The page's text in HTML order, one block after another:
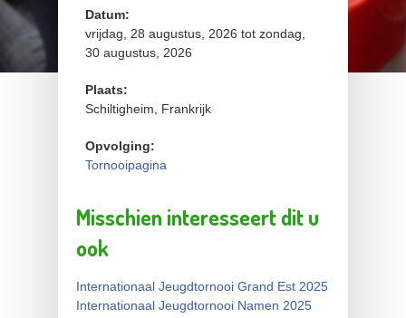
Datum:
vrijdag, 28 augustus, 2026 tot zondag,
30 augustus, 2026
Plaats:
Schiltigheim, Frankrijk
Opvolging:
Tornooipagina
Misschien interesseert dit u
ook
Internationaal Jeugdtornooi Grand Est 2025
Internationaal Jeugdtornooi Namen 2025